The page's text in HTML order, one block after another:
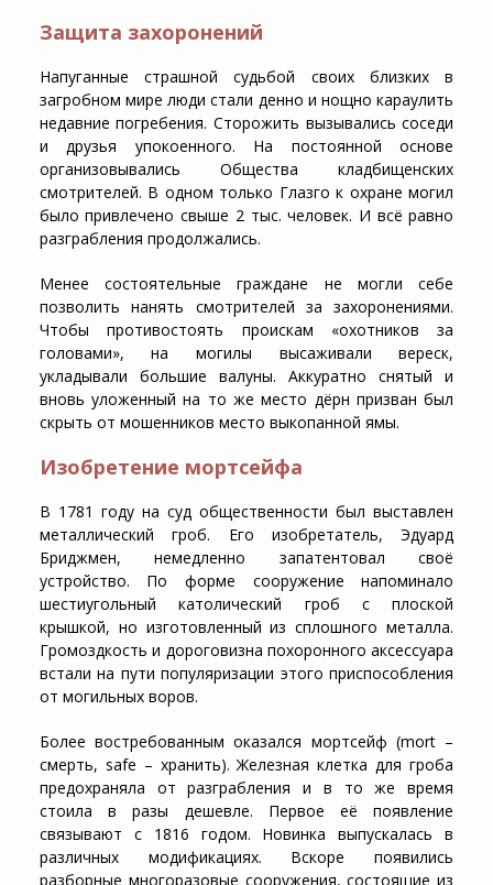
Защита захоронений
Напуганные страшной судьбой своих близких в
загробном мире люди стали денно и нощно караулить
недавние погребения. Сторожить вызывались соседи
и друзья упокоенного. На постоянной основе
организовывались Общества кладбищенских
смотрителей. В одном только Глазго к охране могил
было привлечено свыше 2 тыс. человек. И всё равно
разграбления продолжались.
Менее состоятельные граждане не могли себе
позволить нанять смотрителей за захоронениями.
Чтобы противостоять проискам «охотников за
головами», на могилы высаживали вереск,
укладывали большие валуны. Аккуратно снятый и
вновь уложенный на то же место дёрн призван был
скрыть от мошенников место выкопанной ямы.
Изобретение мортсейфа
В 1781 году на суд общественности был выставлен
металлический гроб. Его изобретатель, Эдуард
Бриджмен, немедленно запатентовал своё
устройство. По форме сооружение напоминало
шестиугольный католический гроб с плоской
крышкой, но изготовленный из сплошного металла.
Громоздкость и дороговизна похоронного аксессуара
встали на пути популяризации этого приспособления
от могильных воров.
Более востребованным оказался мортсейф (mort –
смерть, safe – хранить). Железная клетка для гроба
предохраняла от разграбления и в то же время
стоила в разы дешевле. Первое её появление
связывают с 1816 годом. Новинка выпускалась в
различных модификациях. Вскоре появились
разборные многоразовые сооружения, состоящие из